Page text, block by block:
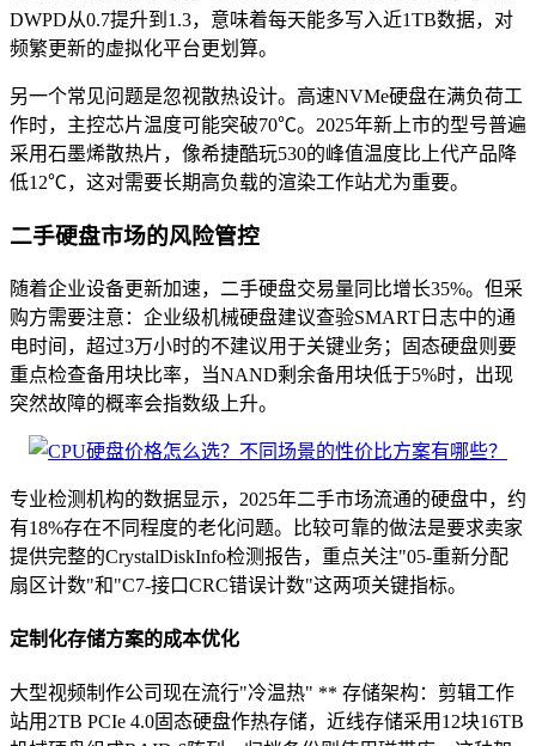
DWPD从0.7提升到1.3，意味着每天能多写入近1TB数据，对
频繁更新的虚拟化平台更划算。
另一个常见问题是忽视散热设计。高速NVMe硬盘在满负荷工
作时，主控芯片温度可能突破70℃。2025年新上市的型号普遍
采用石墨烯散热片，像希捷酷玩530的峰值温度比上代产品降
低12℃，这对需要长期高负载的渲染工作站尤为重要。
二手硬盘市场的风险管控
随着企业设备更新加速，二手硬盘交易量同比增长35%。但采
购方需要注意：企业级机械硬盘建议查验SMART日志中的通
电时间，超过3万小时的不建议用于关键业务；固态硬盘则要
重点检查备用块比率，当NAND剩余备用块低于5%时，出现
突然故障的概率会指数级上升。
专业检测机构的数据显示，2025年二手市场流通的硬盘中，约
有18%存在不同程度的老化问题。比较可靠的做法是要求卖家
提供完整的CrystalDiskInfo检测报告，重点关注"05-重新分配
扇区计数"和"C7-接口CRC错误计数"这两项关键指标。
定制化存储方案的成本优化
大型视频制作公司现在流行"冷温热" ** 存储架构：剪辑工作
站用2TB PCIe 4.0固态硬盘作热存储，近线存储采用12块16TB